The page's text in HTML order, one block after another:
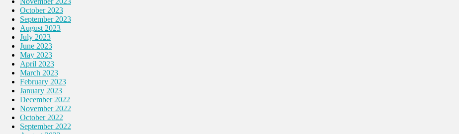
October 2023
September 2023
August 2023
July 2023
June 2023
May 2023
April 2023
March 2023
February 2023
January 2023
December 2022
November 2022
October 2022
September 2022